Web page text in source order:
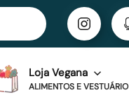
Loja Vegana
ALIMENTOS E VESTUÁRIO